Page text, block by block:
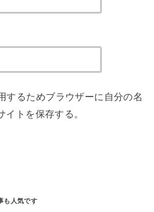
するためブラウザーに自分の名
トを保存する。